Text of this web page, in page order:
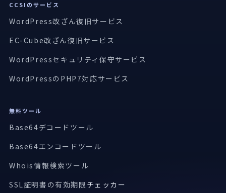
CCSIのサービス
WordPress改ざん復旧サービス
EC-Cube改ざん復旧サービス
WordPressセキュリティ保守サービス
WordPressのPHP7対応サービス
無料ツール
Base64デコードツール
Base64エンコードツール
Whois情報検索ツール
SSL証明書の有効期限 チェッカー